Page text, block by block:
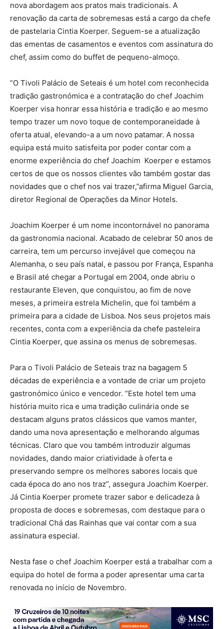
nova abordagem aos pratos mais tradicionais. A
renovação da carta de sobremesas está a cargo da chefe
de pastelaria Cintia Koerper. Seguem-se a atualização
das ementas de casamentos e eventos com assinatura do
chef, assim como do buffet de pequeno-almoço.
“O Tivoli Palácio de Seteais é um hotel com reconhecida
tradição gastronómica e a contratação do chef Joachim
Koerper visa honrar essa história e tradição e ao mesmo
tempo trazer um novo toque de contemporaneidade à
oferta atual, elevando-a a um novo patamar. A nossa
equipa está muito satisfeita por poder contar com a
enorme experiência do chef Joachim Koerper e estamos
certos de que os nossos clientes vão também gostar das
novidades que o chef nos vai trazer,”afirma Miguel Garcia,
diretor Regional de Operações da Minor Hotels.
Joachim Koerper é um nome incontornável no panorama
da gastronomia nacional. Acabado de celebrar 50 anos de
carreira, tem um percurso invejável que começou na
Alemanha, o seu país natal, e passou por França, Espanha
e Brasil até chegar a Portugal em 2004, onde abriu o
restaurante Eleven, que conquistou, ao fim de nove
meses, a primeira estrela Michelin, que foi também a
primeira para a cidade de Lisboa. Nos seus projetos mais
recentes, conta com a experiência da chefe pasteleira
Cintia Koerper, que assina os menus de sobremesas.
Para o Tivoli Palácio de Seteais traz na bagagem 5
décadas de experiência e a vontade de criar um projeto
gastronómico único e vencedor. “Este hotel tem uma
história muito rica e uma tradição culinária onde se
destacam alguns pratos clássicos que vamos manter,
dando uma nova apresentação e melhorando algumas
técnicas. Claro que vou também introduzir algumas
novidades, dando maior criatividade à oferta e
preservando sempre os melhores sabores locais que
cada época do ano nos traz”, assegura Joachim Koerper.
Já Cintia Koerper promete trazer sabor e delicadeza à
proposta de doces e sobremesas, com destaque para o
tradicional Chá das Rainhas que vai contar com a sua
assinatura especial.
Nesta fase o chef Joachim Koerper está a trabalhar com a
equipa do hotel de forma a poder apresentar uma carta
renovada no início de Novembro.